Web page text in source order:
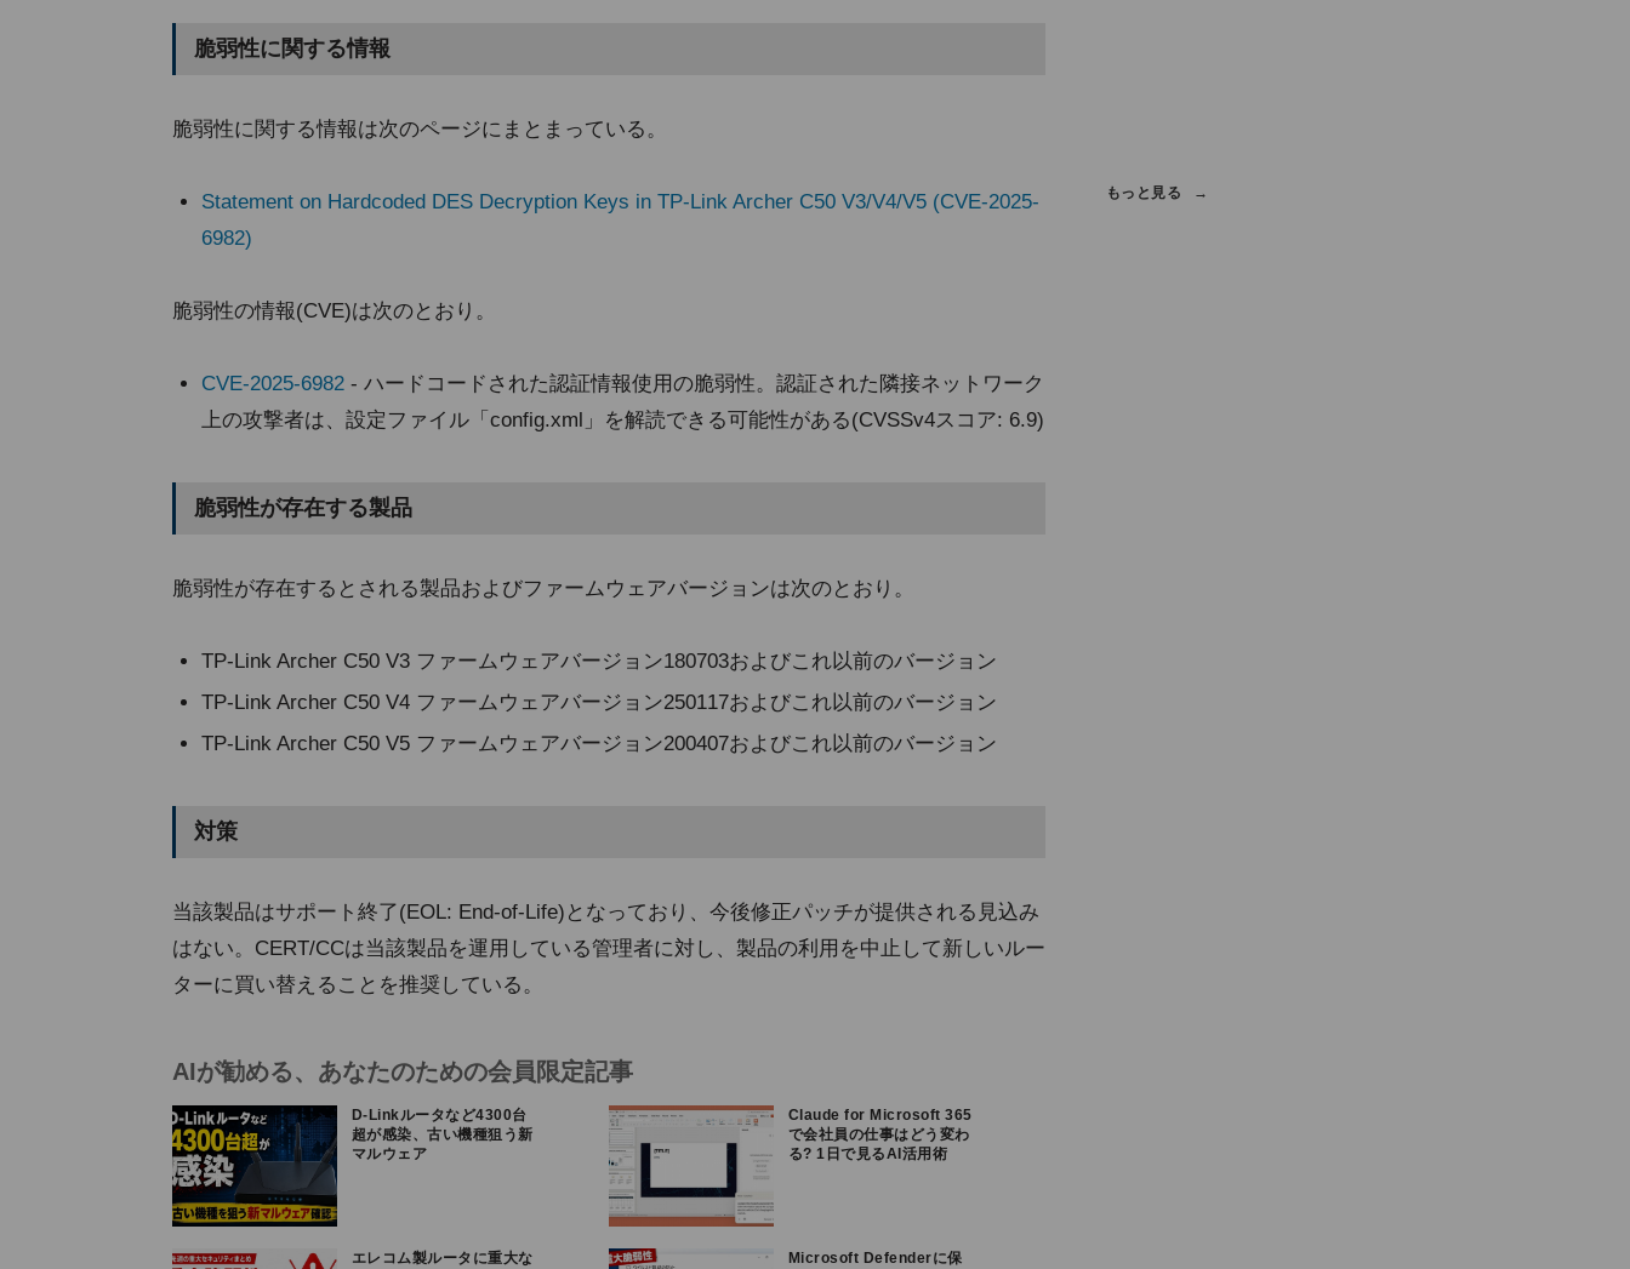
脆弱性に関する情報
脆弱性に関する情報は次のページにまとまっている。
Statement on Hardcoded DES Decryption Keys in TP-Link Archer C50 V3/V4/V5 (CVE-2025-
6982)
脆弱性の情報(CVE)は次のとおり。
CVE-2025-6982- ハードコードされた認証情報使用の脆弱性。認証された隣接ネットワーク
上の攻撃者は、設定ファイル「config.xml」を解読できる可能性がある(CVSSv4スコア: 6.9)
脆弱性が存在する製品
脆弱性が存在するとされる製品およびファームウェアバージョンは次のとおり。
TP-Link Archer C50 V3 ファームウェアバージョン180703およびこれ以前のバージョン
TP-Link Archer C50 V4 ファームウェアバージョン250117およびこれ以前のバージョン
TP-Link Archer C50 V5 ファームウェアバージョン200407およびこれ以前のバージョン
対策
当該製品はサポート終了(EOL: End-of-Life)となっており、今後修正パッチが提供される見込み
はない。CERT/CCは当該製品を運用している管理者に対し、製品の利用を中止して新しいルー
ターに買い替えることを推奨している。
AIが勧める、あなたのための会員限定記事
D-Linkルータなど4300台
超が感染、古い機種狙う新
マルウェア
Claude for Microsoft 365
で会社員の仕事はどう変わ
る? 1日で見るAI活用術
エレコム製ルータに重大な Microsoft Defenderに保
もっと見る